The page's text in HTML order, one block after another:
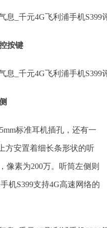
按键
标准耳机插孔，还有一
方安置着细长条形状的听
像素为200万。听筒左侧则
机S399支持4G高速网络的